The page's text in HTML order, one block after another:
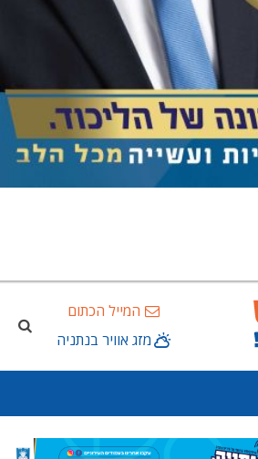
המייל הכתום
מזג אוויר בנתניה